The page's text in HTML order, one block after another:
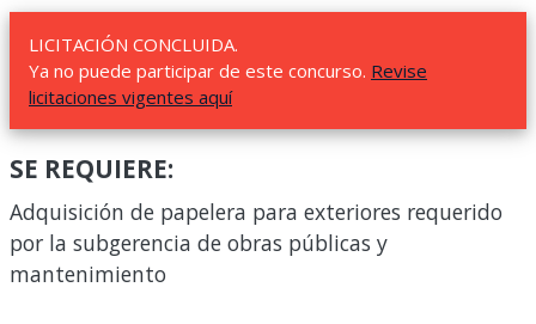
LICITACIÓN CONCLUIDA.
Ya no puede participar de este concurso. Revise
licitaciones vigentes aquí
SE REQUIERE:
Adquisición de papelera para exteriores requerido
por la subgerencia de obras públicas y
mantenimiento